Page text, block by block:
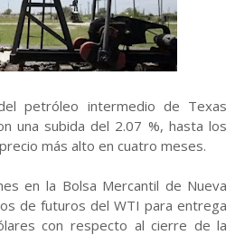
petróleo intermedio de Texas
una subida del 2.07 %, hasta los
más alto en cuatro meses.
en la Bolsa Mercantil de Nueva
de futuros del WTI para entrega
con respecto al cierre de la